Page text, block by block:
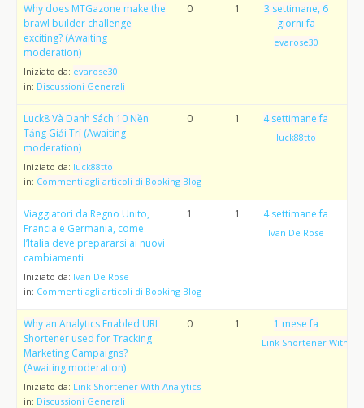
Why does MTGazone make the
brawl builder challenge
exciting? (Awaiting
moderation)
Iniziato da: evarose30
in: Discussioni Generali
0 1
3 settimane, 6
giorni fa
evarose30
Luck8 Và Danh Sách 10 Nền
Tảng Giải Trí (Awaiting
moderation)
Iniziato da: luck88tto
in: Commenti agli articoli di Booking Blog
0 1 4 settimane fa
luck88tto
Viaggiatori da Regno Unito,
Francia e Germania, come
l’Italia deve prepararsi ai nuovi
cambiamenti
Iniziato da: Ivan De Rose
in: Commenti agli articoli di Booking Blog
1 1 4 settimane fa
Ivan De Rose
Why an Analytics Enabled URL
Shortener used for Tracking
Marketing Campaigns?
(Awaiting moderation)
Iniziato da: Link Shortener With Analytics
in: Discussioni Generali
0 1 1 mese fa
Link Shortener With